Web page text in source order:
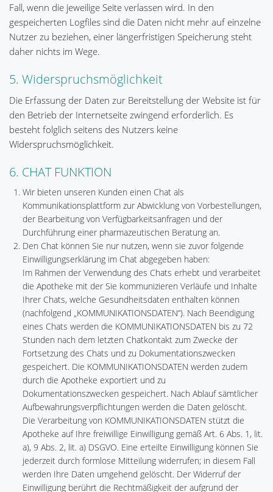
Fall, wenn die jeweilige Seite verlassen wird. In den
gespeicherten Logfiles sind die Daten nicht mehr auf einzelne
Nutzer zu beziehen, einer längerfristigen Speicherung steht
daher nichts im Wege.
5. Widerspruchsmöglichkeit
Die Erfassung der Daten zur Bereitstellung der Website ist für
den Betrieb der Internetseite zwingend erforderlich. Es
besteht folglich seitens des Nutzers keine
Widerspruchsmöglichkeit.
6. CHAT FUNKTION
Wir bieten unseren Kunden einen Chat als
Kommunikationsplattform zur Abwicklung von Vorbestellungen,
der Bearbeitung von Verfügbarkeitsanfragen und der
Durchführung einer pharmazeutischen Beratung an.
Den Chat können Sie nur nutzen, wenn sie zuvor folgende
Einwilligungserklärung im Chat abgegeben haben:
Im Rahmen der Verwendung des Chats erhebt und verarbeitet
die Apotheke mit der Sie kommunizieren Verläufe und Inhalte
Ihrer Chats, welche Gesundheitsdaten enthalten können
(nachfolgend „KOMMUNIKATIONSDATEN“). Nach Beendigung
eines Chats werden die KOMMUNIKATIONSDATEN bis zu 72
Stunden nach dem letzten Chatkontakt zum Zwecke der
Fortsetzung des Chats und zu Dokumentationszwecken
gespeichert. Die KOMMUNIKATIONSDATEN werden zudem
durch die Apotheke exportiert und zu
Dokumentationszwecken gespeichert. Nach Ablauf sämtlicher
Aufbewahrungsverpflichtungen werden die Daten gelöscht.
Die Verarbeitung von KOMMUNIKATIONSDATEN stützt die
Apotheke auf Ihre freiwillige Einwilligung gemäß Art. 6 Abs. 1, lit.
a), 9 Abs. 2, lit. a) DSGVO. Eine erteilte Einwilligung können Sie
jederzeit durch formlose Mitteilung widerrufen; in diesem Fall
werden Ihre Daten umgehend gelöscht. Der Widerruf der
Einwilligung berührt die Rechtmäßigkeit der aufgrund der